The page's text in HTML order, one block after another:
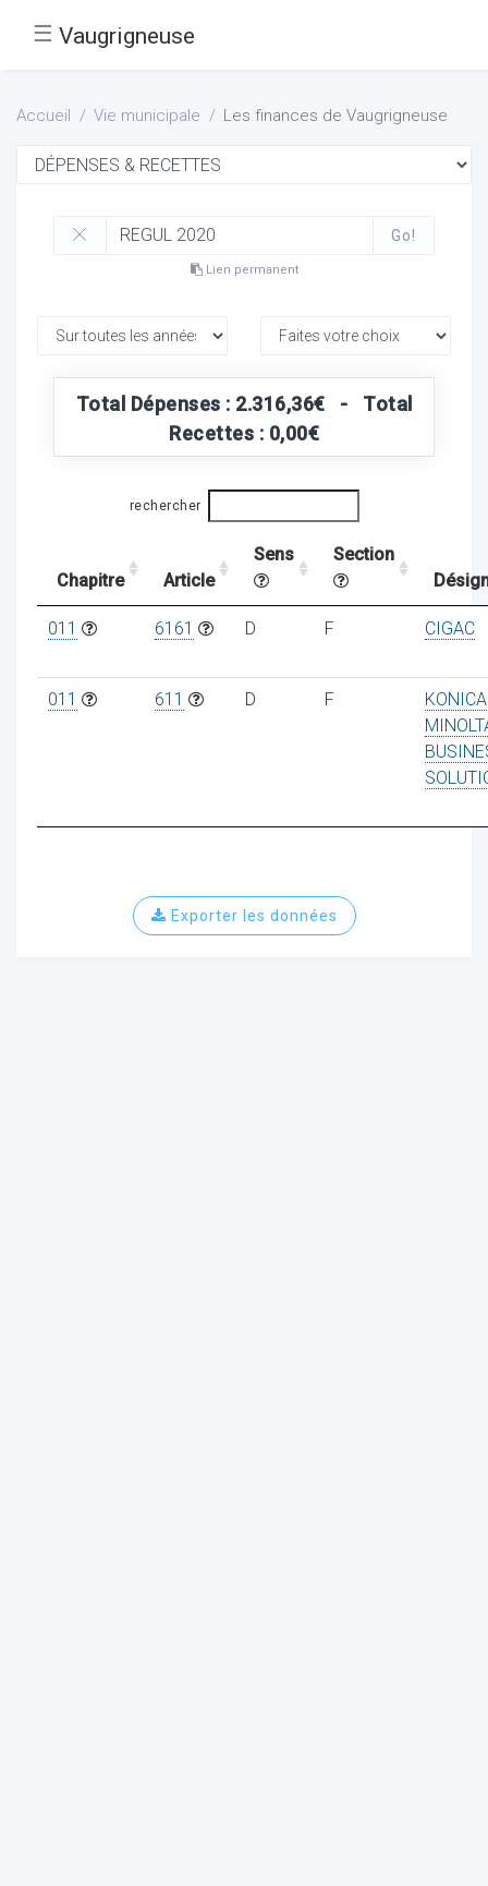
☰ Vaugrigneuse
Accueil Vie municipale Les finances de Vaugrigneuse
Go!
Lien permanent
Total Dépenses : 2.316,36€ - Total
Recettes : 0,00€
rechercher
Chapitre Article
Sens
Section
011 6161 D F CIGAC
011 611 D F
KONICA
Exporter les données